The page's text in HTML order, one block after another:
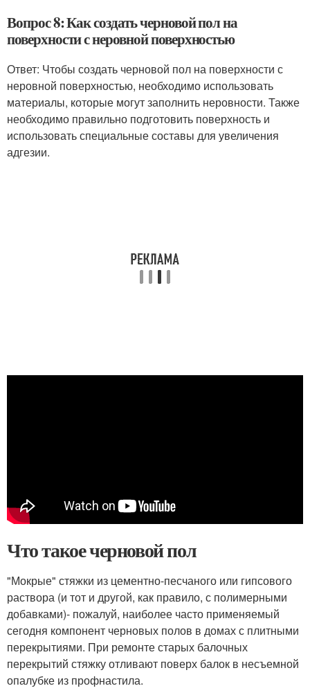
Вопрос 8: Как создать черновой пол на
поверхности с неровной поверхностью
Ответ: Чтобы создать черновой пол на поверхности с
неровной поверхностью, необходимо использовать
материалы, которые могут заполнить неровности. Также
необходимо правильно подготовить поверхность и
использовать специальные составы для увеличения
адгезии.
Что такое черновой пол
"Мокрые" стяжки из цементно-песчаного или гипсового
раствора (и тот и другой, как правило, с полимерными
добавками)- пожалуй, наиболее часто применяемый
сегодня компонент черновых полов в домах с плитными
перекрытиями. При ремонте старых балочных
перекрытий стяжку отливают поверх балок в несъемной
опалубке из профнастила.